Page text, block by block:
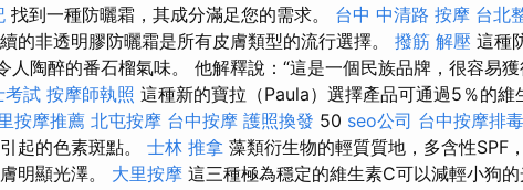
找到一種防曬霜，其成分滿足您的需求。 台中 中清路 按摩 台北
的非透明膠防曬霜是所有皮膚類型的流行選擇。 撥筋 解壓 這種
人陶醉的番石榴氣味。 他解釋說：“這是一個民族品牌，很容易
考試 按摩師執照 這種新的寶拉（Paula）選擇產品可通過5％的維
按摩推薦 北屯按摩 台中按摩 護照換發 50 seo公司 台中按摩排毒
起的色素斑點。 士林 推拿 藻類衍生物的輕質質地，多含性SPF
明顯光澤。 大里按摩 這三種極為穩定的維生素C可以減輕小狗